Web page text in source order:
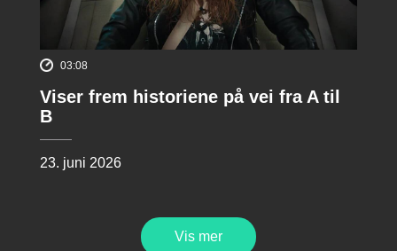
03:08
Viser frem historiene på vei fra A til
B
23. juni 2026
Vis mer